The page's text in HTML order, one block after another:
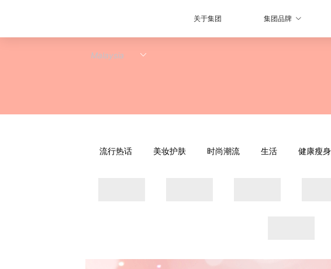
关于集团 集团品牌
流行热话 美妆护肤 时尚潮流 生活 健康瘦身